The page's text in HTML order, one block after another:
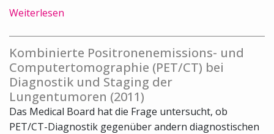
Weiterlesen
Kombinierte Positronenemissions- und
Computertomographie (PET/CT) bei
Diagnostik und Staging der
Lungentumoren (2011)
Das Medical Board hat die Frage untersucht, ob
PET/CT-Diagnostik gegenüber andern diagnostischen